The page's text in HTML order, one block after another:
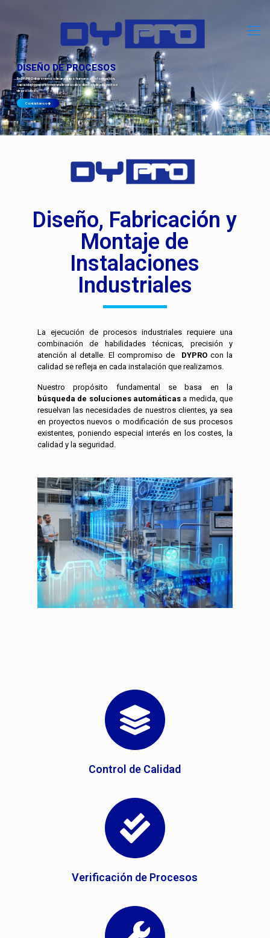
DISEÑO DE PROCESOS
EnDY-PROdisponemos de un equipo humano con formación,
capacidad y experiencia para llevar a cabo diseños de proyectos
de procesos.
Contáctanos
Diseño, Fabricación y
Montaje de
Instalaciones
Industriales
La ejecución de procesos industriales requiere una
combinación de habilidades técnicas, precisión y
atención al detalle. El compromiso de DYPROcon la
calidad se refleja en cada instalación que realizamos.
Nuestro propósito fundamental se basa en la
búsqueda de soluciones automáticas a medida, que
resuelvan las necesidades de nuestros clientes, ya sea
en proyectos nuevos o modificación de sus procesos
existentes, poniendo especial interés en los costes, la
calidad y la seguridad.
Control de Calidad
Verificación de Procesos